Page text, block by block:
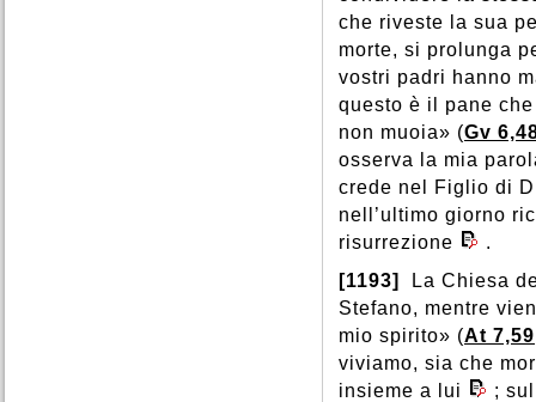
che riveste la sua
morte, si prolunga
vostri padri hanno
questo è il pane
non muoia» (Gv
osserva la mia
crede nel Figlio di
nell’ultimo giorno
risurrezione
.
[1193]
La Chiesa
Stefano, mentre
mio spirito» (At 7,59
viviamo, sia che
insieme a lui
;